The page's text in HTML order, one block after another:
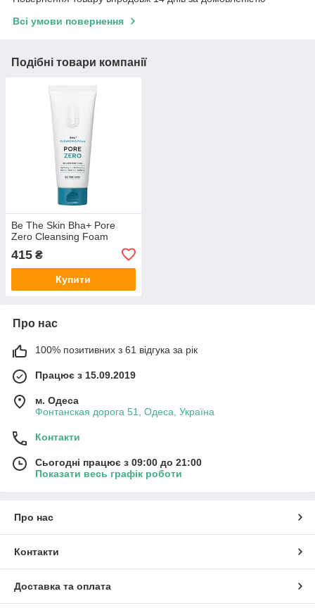
Всі умови повернення
Подібні товари компанії
Be The Skin Bha+ Pore
Zero Cleansing Foam
415 ₴
Купити
Про нас
100% позитивних з 61 відгука за рік
Працює з 15.09.2019
м. Одеса
Фонтанская дорога 51, Одеса, Україна
Контакти
Сьогодні працює з 09:00 до 21:00
Показати весь графік роботи
Про нас
Контакти
Доставка та оплата